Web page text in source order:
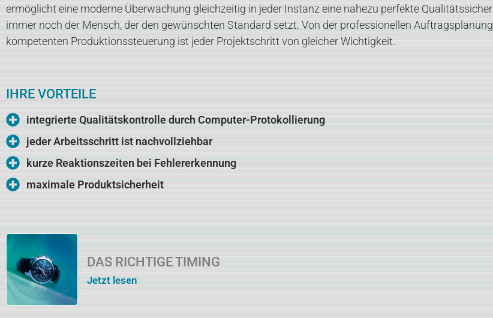
ermöglicht eine moderne Überwachung gleichzeitig in jeder Instanz eine nahezu perfekte
immer noch der Mensch, der den gewünschten Standard setzt. Von der professionellen
kompetenten Produktionssteuerung ist jeder Projektschritt von gleicher Wichtigkeit.
IHRE VORTEILE
integrierte Qualitätskontrolle durch Computer-Protokollierung
jeder Arbeitsschritt ist nachvollziehbar
kurze Reaktionszeiten bei Fehlererkennung
maximale Produktsicherheit
DAS RICHTIGE TIMING
Jetzt lesen